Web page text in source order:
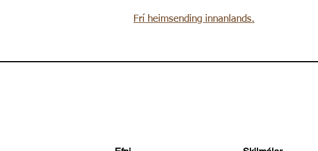
Frí heimsending innanlands.